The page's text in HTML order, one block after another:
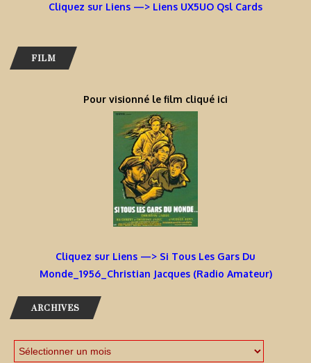
Cliquez sur Liens —> Liens UX5UO Qsl Cards
FILM
Pour visionné le film cliqué ici
Cliquez sur Liens —> Si Tous Les Gars Du
Monde_1956_Christian Jacques (Radio Amateur)
ARCHIVES